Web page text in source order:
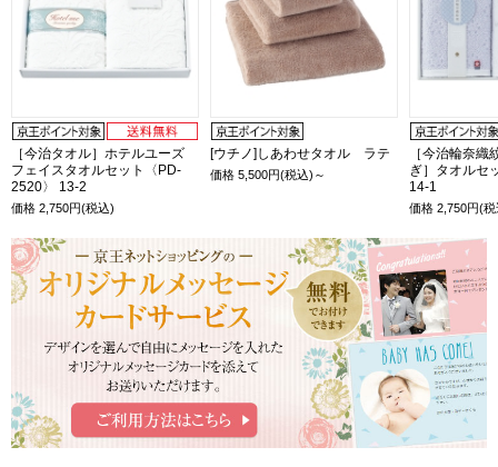
［今治タオル］ホテルユーズ
フェイスタオルセット〈PD-
2520〉 13-2
価格 2,750円(税込)
[ウチノ]しあわせタオル ラテ
価格5,500円(税込)～
［今治輪奈織
ぎ］タオルセ
14-1
価格2,750円(